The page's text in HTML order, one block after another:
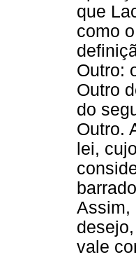
que
como
Outro:
Outro
do
Outro.
lei,
Assim,
vale